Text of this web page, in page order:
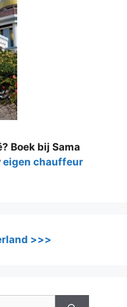
Boek bij Sama
eigen chauffeur
>>>